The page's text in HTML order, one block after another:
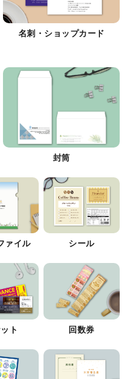
名刺・ショップカード
封筒
ァイル シール
ト 回数券